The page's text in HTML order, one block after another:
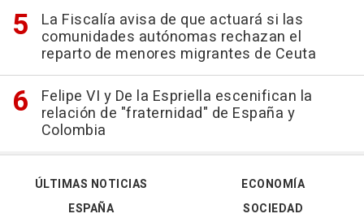
La Fiscalía avisa de que actuará si las
comunidades autónomas rechazan el
reparto de menores migrantes de Ceuta
Felipe VI y De la Espriella escenifican la
relación de "fraternidad" de España y
Colombia
ÚLTIMAS NOTICIAS
ESPAÑA
ECONOMÍA
SOCIEDAD